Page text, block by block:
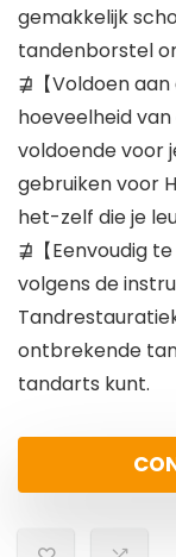
gemakkelijk
tandenborstel
⋣【Voldoen
hoeveelheid
voldoende voor
gebruiken voor
het-zelf die je
⋣【Eenvoudig
volgens de
ontbrekende
tandarts kunt.